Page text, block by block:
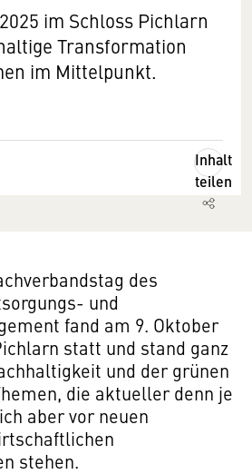
im Schloss Pichlarn
Transformation
im Mittelpunkt.
Inhalt
teilen
des
und
fand am 9. Oktober
statt und stand ganz
und der grünen
die aktueller denn je
aber vor neuen
stehen.